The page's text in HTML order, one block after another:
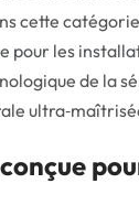
cette
pour les
de la